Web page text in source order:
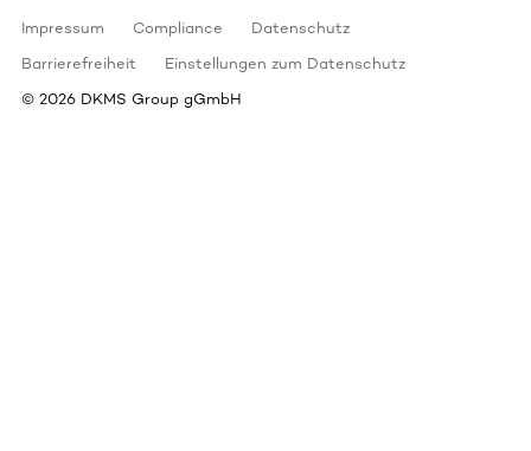
Impressum Compliance
Datenschutz
Barrierefreiheit
Einstellungen zum Datenschutz
© 2026 DKMS Group gGmbH